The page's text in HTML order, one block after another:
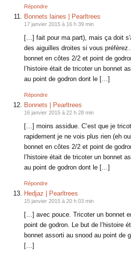
Répondre
Bonnets laines | Pearltrees
17 janvier 2015 à 16 h 39 min
[…] fait pour ma part), mais ça doit
des aiguilles droites si vous
bonnet en côtes 2/2 et point de
l’histoire était de tricoter un bonnet
au point de godron dont le […]
Répondre
Bonnets | Pearltrees
16 janvier 2015 à 22 h 28 min
[…] moins assidue. C’est que je
rapidement je ne vois plus rien (eh
bonnet en côtes 2/2 et point de
l’histoire était de tricoter un bonnet
au point de godron dont le […]
Répondre
Hedjaz | Pearltrees
15 janvier 2015 à 20 h 03 min
[…] avec pouce. Tricoter un bonnet
point de godron. Le but de l’histoire
bonnet assorti au snood au point de
[…]